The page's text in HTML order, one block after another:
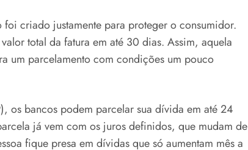
criado justamente para proteger o consumidor.
total da fatura em até 30 dias. Assim, aquela
um parcelamento com condições um pouco
os bancos podem parcelar sua dívida em até 24
já vem com os juros definidos, que mudam de
fique presa em dívidas que só aumentam mês a